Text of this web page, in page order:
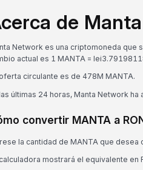
de
Network es una criptomoneda que
actual es 1 MANTA =
circulante es de 478M MANTA.
últimas 24 horas, Manta Network ha
convertir MANTA a
la cantidad de MANTA que desea
mostrará el equivalente en